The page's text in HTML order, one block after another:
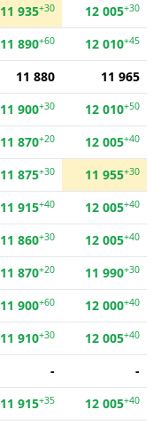
11 935+30 12 005+30
11 890+60 12 010+45
11 880
11 965
11 900+30 12 010+50
11 870+20 12 005+40
11 875+30 11 955+30
11 915+40 12 005+40
11 860+30 12 005+40
11 870+20 11 990+30
11 900+60 12 000+40
11 910+30 12 005+40
-
-
11 915+35 12 005+40